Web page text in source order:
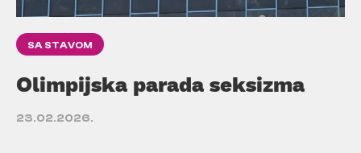
SA STAVOM
Olimpijska parada seksizma
23.02.2026.